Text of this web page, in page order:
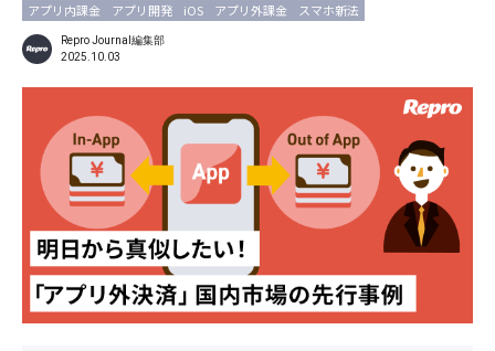
資料／コンテンツ
資料ダウンロード 料金・お問合せ
アプリ内課金 アプリ開発 iOS アプリ外課金 スマホ新法
Repro Journal編集部
2025.10.03